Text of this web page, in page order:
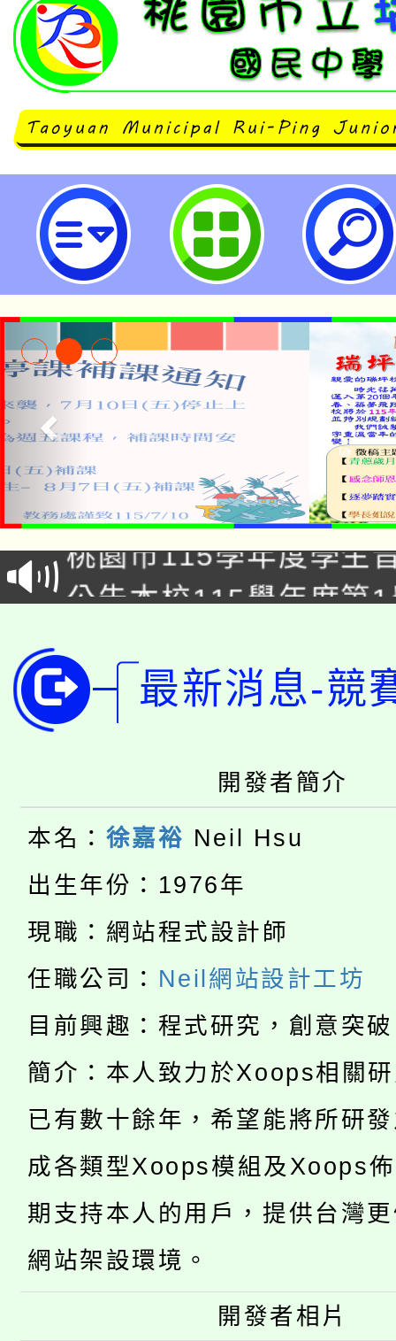
neilrpjhstyc網站設計者：徐嘉
「2026金融保險知識
車」活動
桃園市115學年度學生
生本土語及新住民語歌
公告本校115學年度第
代理(課)教師甄選結果(
轉知中國文化大學推廣
《TA101》溝通分析基
程，歡迎學生輔導中心
心理、諮商輔導、社會
系所師生報名參加。
轉知苗栗縣政府辦理
縣市「校園短影音徵
門員」簡章及活動海報
踴躍報名參加。
桃園市115學年度學生
要點
「桃園市補助參觀特色
115年度「教育部表揚
義教育推展貢獻獎」
「2026 ART TAIPEI臺
博覽會」之「藝術教育
「2026金融保險知識
車」活動
桃園市115學年度學生
生本土語及新住民語歌
公告本校115學年度第
代理(課)教師甄選結果(
公告本校115學年度第
代理(課)教師甄選結果(
轉知中國文化大學推廣
《TA101》溝通分析基
程，歡迎學生輔導中心
心理、諮商輔導、社會
系所師生報名參加。
轉知苗栗縣政府辦理
縣市「校園短影音徵選
門員」簡章及活動海報
踴躍報名參加。
桃園市115學年度學生
要點
「桃園市補助參觀特色
展演活動實施計畫」
115年度「教育部表揚
最新消息-競
開發者簡介
本名： 徐嘉裕 Neil Hsu
出生年份：1976年
現職：網站程式設計師
任職公司： Neil網站設計工坊
目前興趣：程式研究，創意突
簡介：本人致力於Xoops相關
已有數十餘年，希望能將所研
成各類型Xoops模組及Xoops
期支持本人的用戶，提供台灣
網站架設環境。
開發者相片